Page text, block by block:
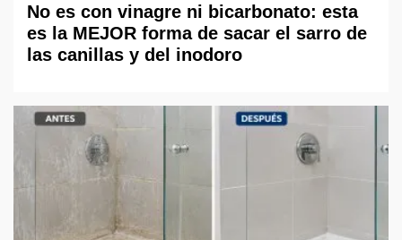
No es con vinagre ni bicarbonato: esta
es la MEJOR forma de sacar el sarro de
las canillas y del inodoro